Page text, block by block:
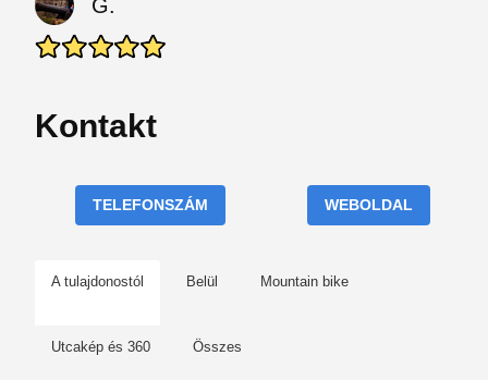
G.
Kontakt
TELEFONSZÁM WEBOLDAL
A tulajdonostól Belül Mountain bike
Utcakép és 360 Összes